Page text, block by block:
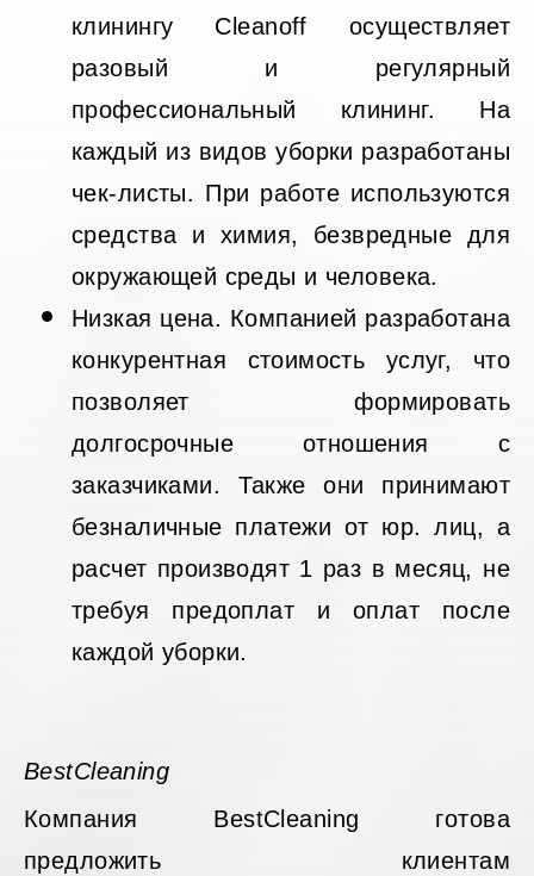
клинингу Cleanoff осуществляет
разовый и регулярный
профессиональный клининг. На
каждый из видов уборки разработаны
чек-листы. При работе используются
средства и химия, безвредные для
окружающей среды и человека.
Низкая цена. Компанией разработана
конкурентная стоимость услуг, что
позволяет формировать
долгосрочные отношения с
заказчиками. Также они принимают
безналичные платежи от юр. лиц, а
расчет производят 1 раз в месяц, не
требуя предоплат и оплат после
каждой уборки.
BestCleaning
Компания BestCleaning готова
предложить клиентам